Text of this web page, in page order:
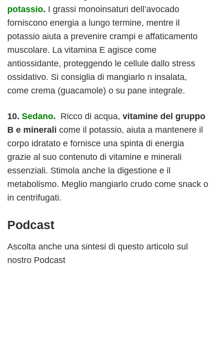
potassio. I grassi monoinsaturi dell’avocado
forniscono energia a lungo termine, mentre il
potassio aiuta a prevenire crampi e affaticamento
muscolare. La vitamina E agisce come
antiossidante, proteggendo le cellule dallo stress
ossidativo. Si consiglia di mangiarlo n insalata,
come crema (guacamole) o su pane integrale.
10. Sedano. Ricco di acqua, vitamine del gruppo
B e minerali come il potassio, aiuta a mantenere il
corpo idratato e fornisce una spinta di energia
grazie al suo contenuto di vitamine e minerali
essenziali. Stimola anche la digestione e il
metabolismo. Meglio mangiarlo crudo come snack o
in centrifugati.
Podcast
Ascolta anche una sintesi di questo articolo sul
nostro Podcast